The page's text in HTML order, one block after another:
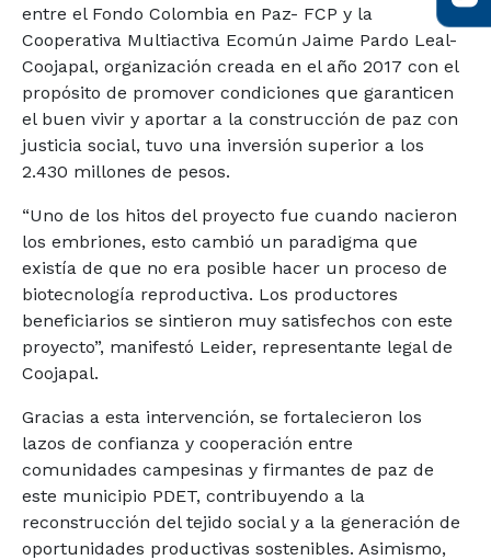
entre el Fondo Colombia en Paz- FCP y la
Cooperativa Multiactiva Ecomún Jaime Pardo Leal-
Coojapal, organización creada en el año 2017 con el
propósito de promover condiciones que garanticen
el buen vivir y aportar a la construcción de paz con
justicia social, tuvo una inversión superior a los
2.430 millones de pesos.
“Uno de los hitos del proyecto fue cuando nacieron
los embriones, esto cambió un paradigma que
existía de que no era posible hacer un proceso de
biotecnología reproductiva. Los productores
beneficiarios se sintieron muy satisfechos con este
proyecto”, manifestó Leider, representante legal de
Coojapal.
Gracias a esta intervención, se fortalecieron los
lazos de confianza y cooperación entre
comunidades campesinas y firmantes de paz de
este municipio PDET, contribuyendo a la
reconstrucción del tejido social y a la generación de
oportunidades productivas sostenibles. Asimismo,